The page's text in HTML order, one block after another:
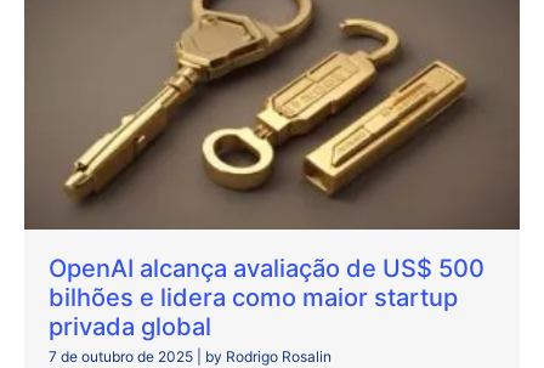
OpenAI alcança avaliação de US$ 500
bilhões e lidera como maior startup
privada global
7 de outubro de 2025 by Rodrigo Rosalin